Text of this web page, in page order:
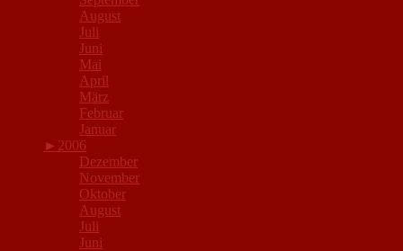
August
Juli
Juni
Mai
April
März
Februar
Januar
► 2006
Dezember
November
Oktober
August
Juli
Juni